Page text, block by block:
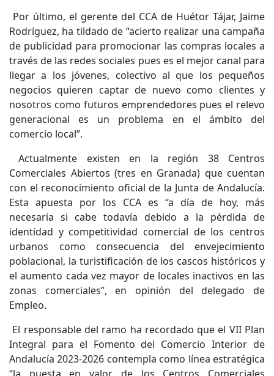
Por último, el gerente del CCA de Huétor Tájar, Jaime
Rodríguez, ha tildado de “acierto realizar una campaña
de publicidad para promocionar las compras locales a
través de las redes sociales pues es el mejor canal para
llegar a los jóvenes, colectivo al que los pequeños
negocios quieren captar de nuevo como clientes y
nosotros como futuros emprendedores pues el relevo
generacional es un problema en el ámbito del
comercio local”.
Actualmente existen en la región 38 Centros
Comerciales Abiertos (tres en Granada) que cuentan
con el reconocimiento oficial de la Junta de Andalucía.
Esta apuesta por los CCA es “a día de hoy, más
necesaria si cabe todavía debido a la pérdida de
identidad y competitividad comercial de los centros
urbanos como consecuencia del envejecimiento
poblacional, la turistificación de los cascos históricos y
el aumento cada vez mayor de locales inactivos en las
zonas comerciales”, en opinión del delegado de
Empleo.
El responsable del ramo ha recordado que el VII Plan
Integral para el Fomento del Comercio Interior de
Andalucía 2023-2026 contempla como línea estratégica